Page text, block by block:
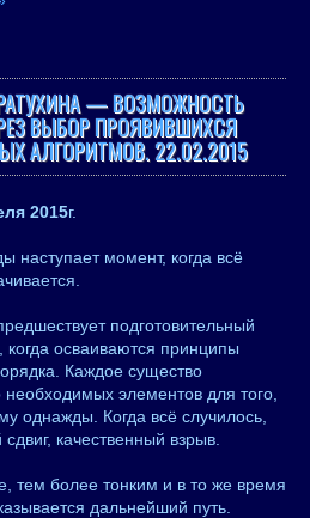
— ВОЗМОЖНОСТЬ
ВЫБОР ПРОЯВИВШИХСЯ
АЛГОРИТМОВ. 22.02.2015
2015г.
наступает момент, когда всё
подготовительный
когда осваиваются принципы
Каждое существо
элементов для того,
однажды. Когда всё случилось,
качественный взрыв.
тем более тонким и в то же время
дальнейший путь.